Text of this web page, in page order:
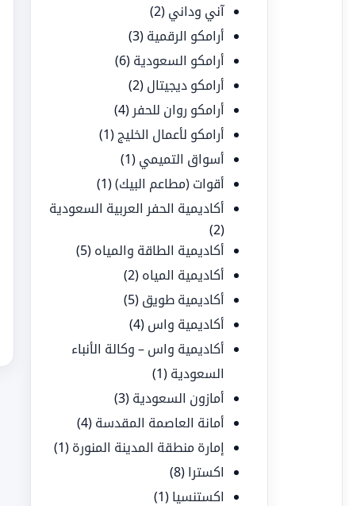
آني وداني (2)
أرامكو الرقمية (3)
أرامكو السعودية (6)
أرامكو ديجيتال (2)
أرامكو روان للحفر (4)
أرامكو لأعمال الخليج (1)
أسواق التميمي (1)
أقوات (مطاعم البيك)(1)
أكاديمية الحفر العربية السعودية
(2)
أكاديمية الطاقة والمياه (5)
أكاديمية المياه (2)
أكاديمية طويق (5)
أكاديمية واس (4)
أكاديمية واس – وكالة الأنباء
السعودية (1)
أمازون السعودية (3)
أمانة العاصمة المقدسة (4)
إمارة منطقة المدينة المنورة (1)
اكسترا (8)
اكستنسيا (1)